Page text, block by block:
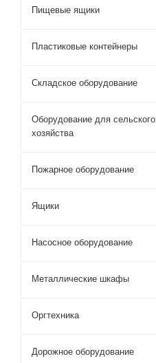
Пищевые ящики
Пластиковые контейнеры
Складское оборудование
Оборудование для сельского
хозяйства
Пожарное оборудование
Ящики
Насосное оборудование
Металлические шкафы
Оргтехника
Дорожное оборудование